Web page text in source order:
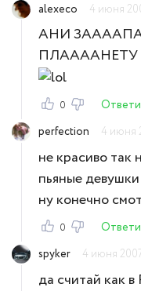
alexeco
4 июня
АНИ
0
perfection
4 июня
не красиво так
пьяные
ну конечно
0
spyker
4 июня
да считай как в